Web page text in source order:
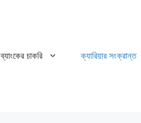
ব্যাংকের চাকরি ক্যারিয়ার সংক্রান্ত